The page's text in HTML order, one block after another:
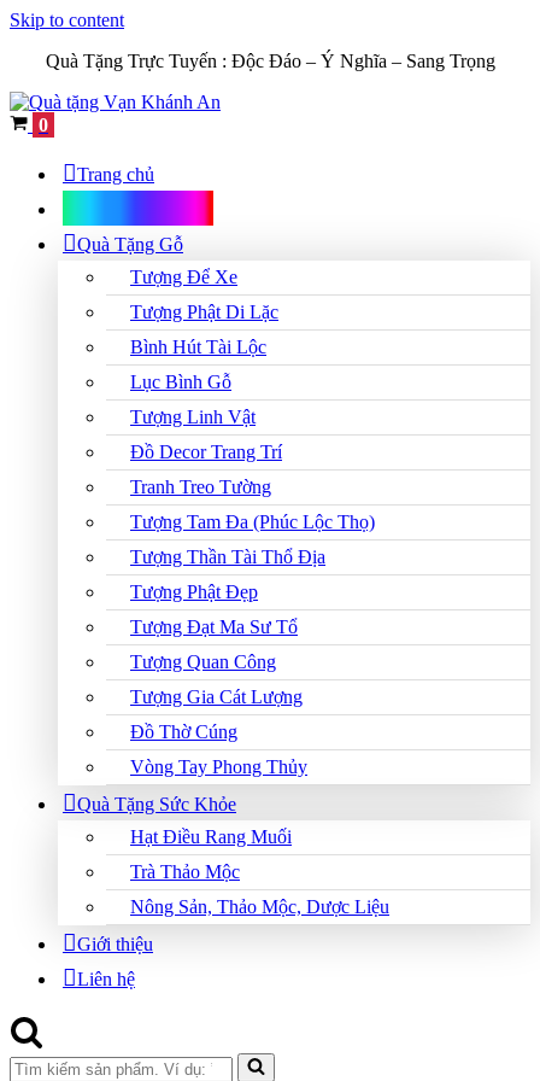
Skip to content
Quà Tặng Trực Tuyến : Độc Đáo – Ý Nghĩa – Sang Trọng
Cart
0
Trang chủ
Quà Tặng Gỗ
Tượng Để Xe
Tượng Phật Di Lặc
Bình Hút Tài Lộc
Lục Bình Gỗ
Tượng Linh Vật
Đồ Decor Trang Trí
Tranh Treo Tường
Tượng Tam Đa (Phúc Lộc Thọ)
Tượng Thần Tài Thổ Địa
Tượng Phật Đẹp
Tượng Đạt Ma Sư Tổ
Tượng Quan Công
Tượng Gia Cát Lượng
Đồ Thờ Cúng
Vòng Tay Phong Thủy
Quà Tặng Sức Khỏe
Hạt Điều Rang Muối
Trà Thảo Mộc
Nông Sản, Thảo Mộc, Dược Liệu
Giới thiệu
Liên hệ
Search